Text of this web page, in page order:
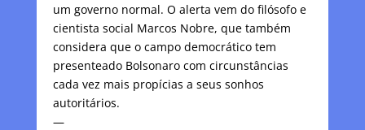
um governo normal. O alerta vem do filósofo e
cientista social Marcos Nobre, que também
considera que o campo democrático tem
presenteado Bolsonaro com circunstâncias
cada vez mais propícias a seus sonhos
autoritários.
—